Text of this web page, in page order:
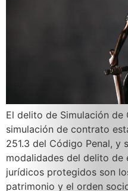
El delito de Simulación
simulación de contrato
251.3 del Código Penal, y
modalidades del delito de
jurídicos protegidos son
patrimonio y el orden